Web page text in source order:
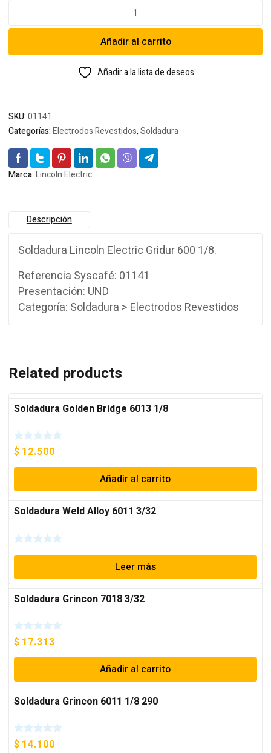
Electric
600
Añadir al carrito
Añadir a la lista de deseos
SKU:01141
Categorías:Electrodos Revestidos,Soldadura
Marca:Lincoln Electric
Descripción
Soldadura Lincoln Electric Gridur 600 1/8.
Referencia Syscafé: 01141
Presentación: UND
Categoría: Soldadura > Electrodos Revestidos
Related products
Soldadura Golden Bridge 6013 1/8
$ 12.500
Añadir al carrito
Soldadura Weld Alloy 6011 3/32
Leer más
Soldadura Grincon 7018 3/32
$ 17.313
Añadir al carrito
Soldadura Grincon 6011 1/8 290
$ 14.100